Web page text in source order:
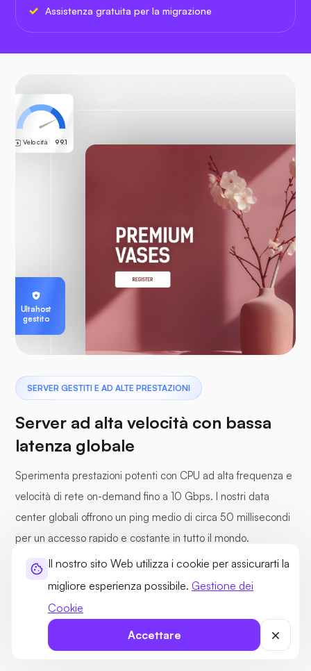
Il nostro sito Web utilizza i cookie per assicurarti la
migliore esperienza possibile. Gestione dei
Cookie
Accettare
Assistenza gratuita per la migrazione
SERVER GESTITI E AD ALTE PRESTAZIONI
Server ad alta velocità con bassa
latenza globale
Sperimenta prestazioni potenti con CPU ad alta frequenza e
velocità di rete on-demand fino a 10 Gbps. I nostri data
center globali offrono un ping medio di circa 50 millisecondi
per un accesso rapido e costante in tutto il mondo.
CPU ad alto clock
Canali I/O dedicati
Uplink di rete da 100 Gbps
Velocità 99.1
Ultahost
gestito